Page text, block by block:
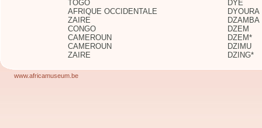
TOGO
DYE
AFRIQUE OCCIDENTALE
DYOURA
ZAIRE
DZAMBA
CONGO
DZEM
CAMEROUN
DZEM*
CAMEROUN
DZIMU
ZAIRE
DZING*
www.africamuseum.be